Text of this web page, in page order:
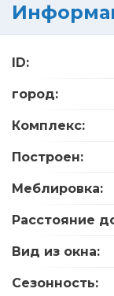
ID:
город:
Комплекс:
Построен:
Меблировка:
Расстояние
Вид из окна:
Сезонность: